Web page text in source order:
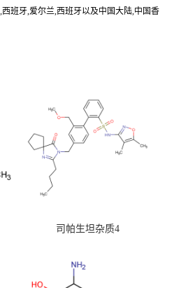
班牙,爱尔兰,西班牙以及中国大陆,中国香
司帕生坦杂质4